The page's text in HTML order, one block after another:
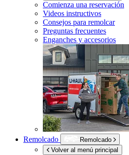
Comienza una reservación
Videos instructivos
Consejos para remolcar
Preguntas frecuentes
Enganches y accesorios
Remolcado
Remolcado
Volver al menú principal